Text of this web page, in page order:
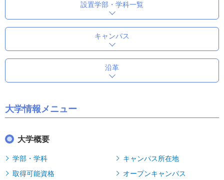
設置学部・学科一覧
キャンパス
沿革
大学情報メニュー
大学概要
学部・学科
キャンパス所在地
取得可能資格
オープンキャンパス